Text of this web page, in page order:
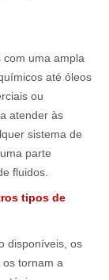
uma ampla
até óleos
ou
atender às
sistema de
parte
fluidos.
tipos de
disponíveis, os
tornam a